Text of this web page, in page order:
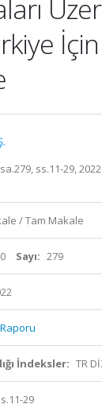
ss.11-29,
/ Tam Makale
Sayı: 279
İndeksler: TR
29